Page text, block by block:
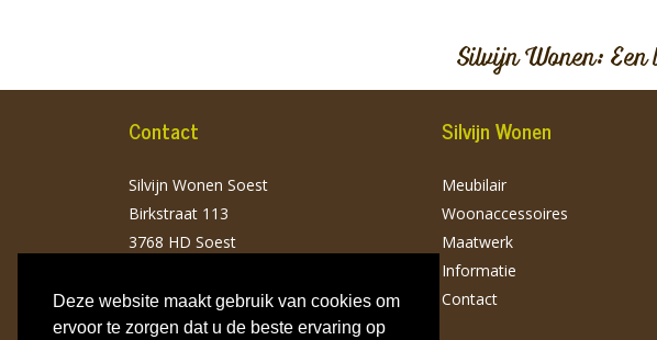
Deze website maakt gebruik van cookies om
ervoor te zorgen dat u de beste ervaring op
Silvijn Wonen: Een
Contact
Silvijn Wonen Soest
Birkstraat 113
3768 HD Soest
info@silvijnwonen.nl
Silvijn Wonen
Meubilair
Woonaccessoires
Maatwerk
Informatie
Contact